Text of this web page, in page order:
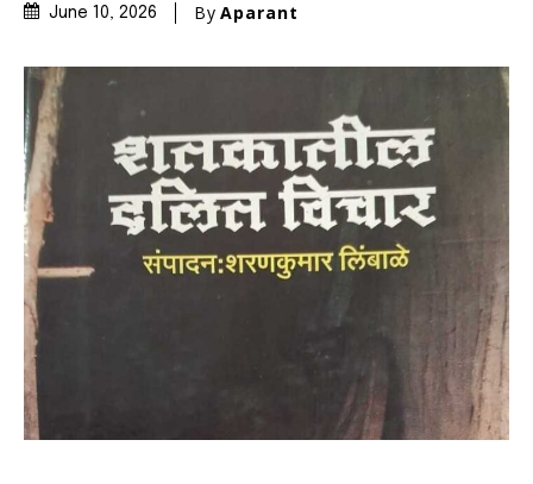
June 10, 2026 By Aparant